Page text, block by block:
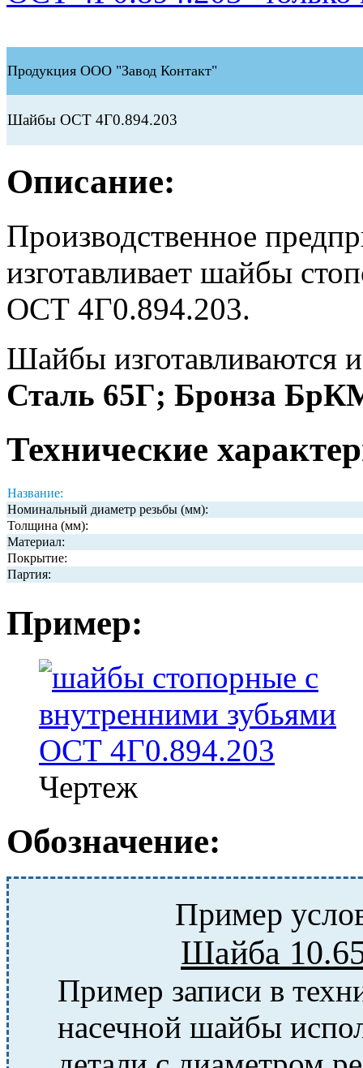
Продукция ООО "Завод Контакт"
Шайбы ОСТ 4Г0.894.203
Описание:
Производственное
изготавливает шайбы
ОСТ 4Г0.894.203.
Шайбы изготавливаются
Сталь 65Г; Бронза
Технические
Название:
Номинальный диаметр резьбы (мм):
Толщина (мм):
Материал:
Покрытие:
Партия:
Пример:
Чертеж
Обозначение:
Пример
Шайба
Пример записи в
насечной шайбы